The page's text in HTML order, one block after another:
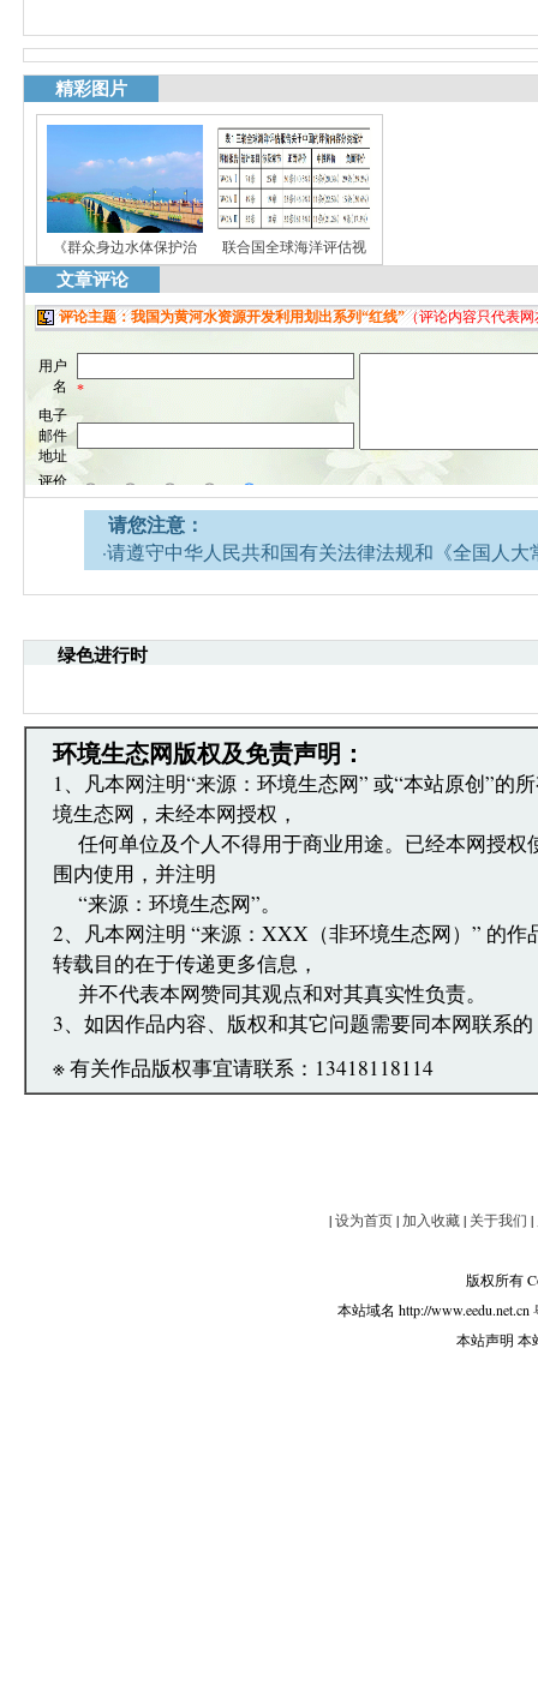
精彩图片
《群众身边水体保护治 联合国全球海洋评估视
文章评论
请您注意：
·请遵守中华人民共和国有关法律法规和《全国人
引起的法律责任。
·环境生态网文章跟帖管理员有权保留或删除其管辖
·发表本评论即表明您已经阅读并接受上述条款，如
文章跟帖管理员反映。
绿色进行时
环境生态网版权及免责声明：
1、凡本网注明“来源：环境生态网” 或“本站原创”的
境生态网，未经本网授权，
任何单位及个人不得用于商业用途。已经本网授权
围内使用，并注明
“来源：环境生态网”。
2、凡本网注明 “来源：XXX（非环境生态网）” 的作
转载目的在于传递更多信息，
并不代表本网赞同其观点和对其真实性负责。
3、如因作品内容、版权和其它问题需要同本网联系
※ 有关作品版权事宜请联系：13418118114
|设为首页|加入收藏| 关于我们 |
版权所有
本站域名 http://www.eedu.net.cn
本站声明 本